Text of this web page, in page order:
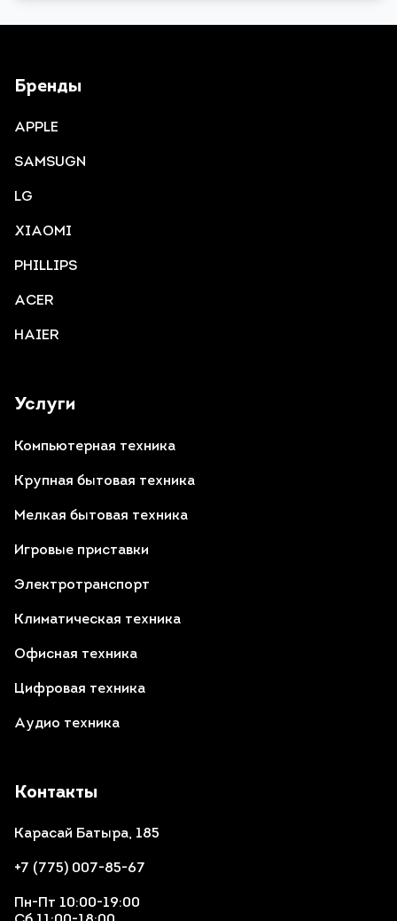
Контакты
Карасай Батыра, 185
+7 (775) 007-85-67
Пн-Пт 10:00-19:00
Услуги
Компьютерная техника
Крупная бытовая техника
Мелкая бытовая техника
Игровые приставки
Электротранспорт
Климатическая техника
Офисная техника
Цифровая техника
Аудио техника
Бренды
APPLE
SAMSUGN
LG
XIAOMI
PHILLIPS
ACER
HAIER